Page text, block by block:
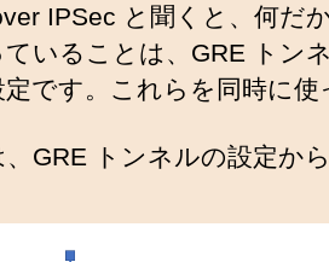
IPSec と聞くと、何だ
ていることは、GRE トン
定です。これらを同時に使
、GRE トンネルの設定か